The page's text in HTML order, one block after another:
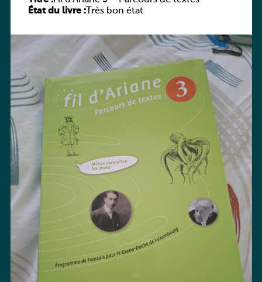
État du livre :Très bon état